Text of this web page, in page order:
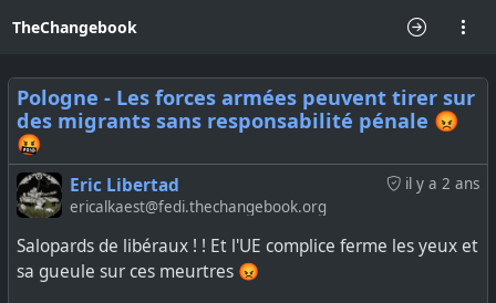
TheChangebook
Pologne - Les forces armées peuvent tirer sur
des migrants sans responsabilité pénale 😡
🤬
il y a 2 ans
Eric Libertad
ericalkaest@fedi.thechangebook.org
Salopards de libéraux ! ! Et l'UE complice ferme les yeux et
sa gueule sur ces meurtres 😡